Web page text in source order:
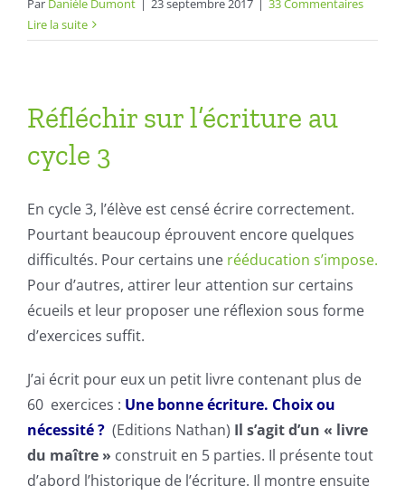
Par Danièle Dumont 23 septembre 2017
33 Commentaires
Lire la suite
Réfléchir sur l’écriture au
cycle 3
En cycle 3, l’élève est censé écrire correctement.
Pourtant beaucoup éprouvent encore quelques
difficultés. Pour certains une rééducation s’impose.
Pour d’autres, attirer leur attention sur certains
écueils et leur proposer une réflexion sous forme
d’exercices suffit.
J’ai écrit pour eux un petit livre contenant plus de
60 exercices : Une bonne écriture. Choix ou
nécessité ? (Editions Nathan) Il s’agit d’un « livre
du maître » construit en 5 parties. Il présente tout
d’abord l’historique de l’écriture. Il montre ensuite